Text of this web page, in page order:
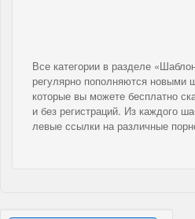
Все категории в разделе
регулярно пополняются новыми
которые вы можете бесплатно
и без регистраций. Из каждого
левые ссылки на различные